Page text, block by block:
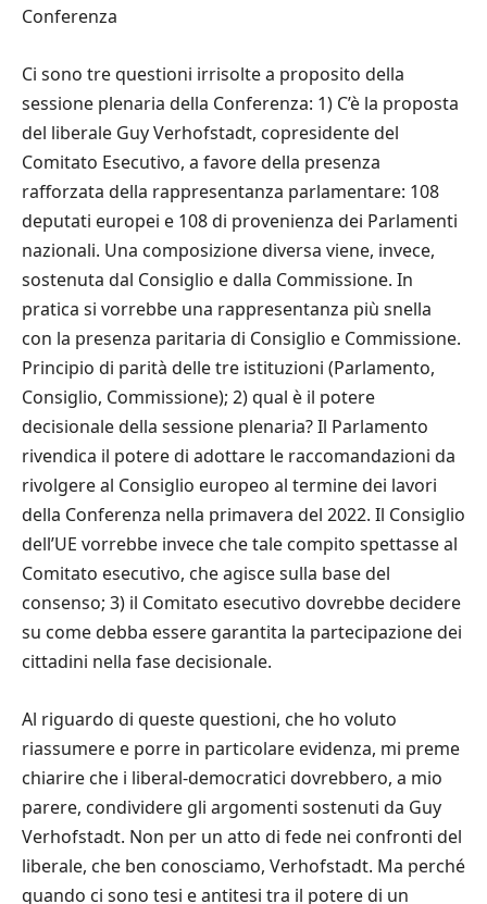
Conferenza
Ci sono tre questioni irrisolte a proposito della
sessione plenaria della Conferenza: 1) C’è la proposta
del liberale Guy Verhofstadt, copresidente del
Comitato Esecutivo, a favore della presenza
rafforzata della rappresentanza parlamentare: 108
deputati europei e 108 di provenienza dei Parlamenti
nazionali. Una composizione diversa viene, invece,
sostenuta dal Consiglio e dalla Commissione. In
pratica si vorrebbe una rappresentanza più snella
con la presenza paritaria di Consiglio e Commissione.
Principio di parità delle tre istituzioni (Parlamento,
Consiglio, Commissione); 2) qual è il potere
decisionale della sessione plenaria? Il Parlamento
rivendica il potere di adottare le raccomandazioni da
rivolgere al Consiglio europeo al termine dei lavori
della Conferenza nella primavera del 2022. Il Consiglio
dell’UE vorrebbe invece che tale compito spettasse al
Comitato esecutivo, che agisce sulla base del
consenso; 3) il Comitato esecutivo dovrebbe decidere
su come debba essere garantita la partecipazione dei
cittadini nella fase decisionale.
Al riguardo di queste questioni, che ho voluto
riassumere e porre in particolare evidenza, mi preme
chiarire che i liberal-democratici dovrebbero, a mio
parere, condividere gli argomenti sostenuti da Guy
Verhofstadt. Non per un atto di fede nei confronti del
liberale, che ben conosciamo, Verhofstadt. Ma perché
quando ci sono tesi e antitesi tra il potere di un